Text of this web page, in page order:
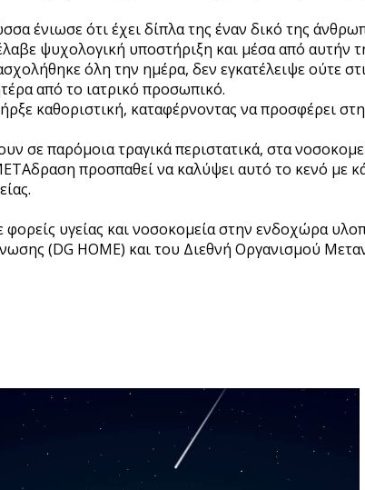
ένιωσε ότι έχει δίπλα της έναν δικό της
ψυχολογική υποστήριξη και μέσα από αυτήν
όλη την ημέρα, δεν εγκατέλειψε ούτε
από το ιατρικό προσωπικό.
καθοριστική, καταφέρνοντας να προσφέρει
σε παρόμοια τραγικά περιστατικά, στα
προσπαθεί να καλύψει αυτό το κενό με
υγείας και νοσοκομεία στην ενδοχώρα
(DG HOME) και του Διεθνή Οργανισμού